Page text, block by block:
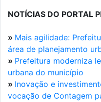
NOTÍCIAS DO PORTAL
» Mais agilidade:
área de planejamento
» Prefeitura moderniza
urbana do município
» Inovação e
vocação de Contagem